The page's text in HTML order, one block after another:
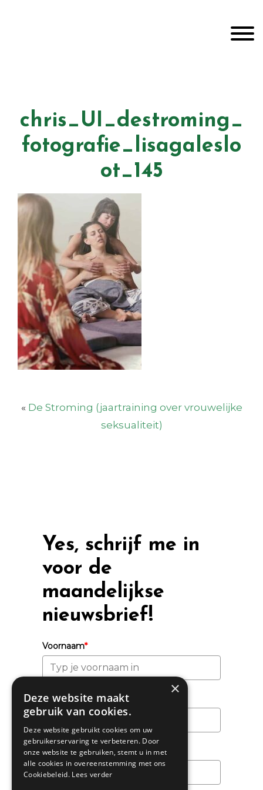
chris_UI_destroming_
fotografie_lisagaleslo
ot_145
« De Stroming (jaartraining over vrouwelijke
seksualiteit)
Yes, schrijf me in
voor de
maandelijkse
nieuwsbrief!
Voornaam*
Achternaam
Email*
×
Deze website maakt
gebruik van cookies.
Deze website gebruikt cookies om uw
gebruikerservaring te verbeteren. Door
onze website te gebruiken, stemt u in met
alle cookies in overeenstemming met ons
Cookiebeleid. Lees verder